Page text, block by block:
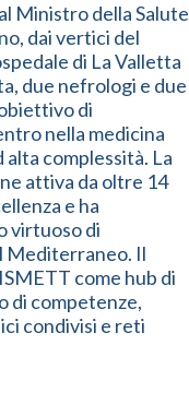
Ministro della Salute
dai vertici del
di La Valletta
due nefrologi e due
di
nella medicina
complessità. La
attiva da oltre 14
e ha
virtuoso di
Mediterraneo. Il
come hub di
di competenze,
condivisi e reti